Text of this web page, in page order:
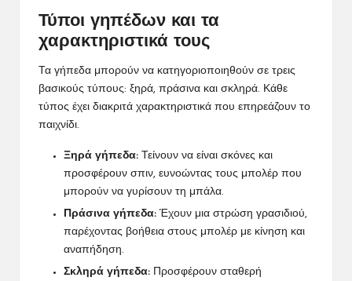
Τύποι γηπέδων και τα
χαρακτηριστικά τους
Τα γήπεδα μπορούν να κατηγοριοποιηθούν σε τρεις
βασικούς τύπους: ξηρά, πράσινα και σκληρά. Κάθε
τύπος έχει διακριτά χαρακτηριστικά που επηρεάζουν το
παιχνίδι.
Ξηρά γήπεδα: Τείνουν να είναι σκόνες και
προσφέρουν σπιν, ευνοώντας τους μπολέρ που
μπορούν να γυρίσουν τη μπάλα.
Πράσινα γήπεδα: Έχουν μια στρώση γρασιδιού,
παρέχοντας βοήθεια στους μπολέρ με κίνηση και
αναπήδηση.
Σκληρά γήπεδα: Προσφέρουν σταθερή